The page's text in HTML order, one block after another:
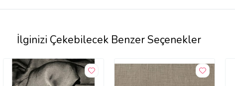
İlginizi Çekebilecek Benzer Seçenekler